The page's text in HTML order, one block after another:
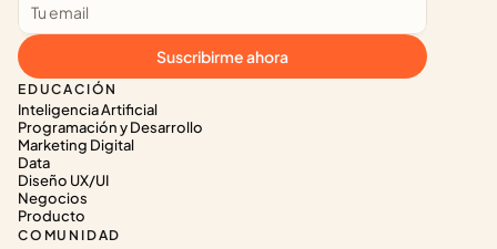
EDUCACIÓN
Inteligencia Artificial
Programación y Desarrollo
Marketing Digital
Data
Diseño UX/UI
Negocios
Producto
COMUNIDAD
Suscribirme ahora